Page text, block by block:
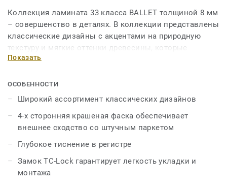
Коллекция ламината 33 класса BALLET толщиной 8 мм
– совершенство в деталях. В коллекции представлены
классические дизайны с акцентами на природную
текстуру и мягкие оттенки древесины, которые
создадут в вашем доме комфортную и тёплую
технология тиснения в регистре придаёт планкам
естественную красоту дерева. В коллекции
используется эффект массивной доски и 4-х
сторонняя фаска. Усиленная влагостойкость
благодаря усовершенствованной технологии защиты
ламината от влаги – PRO Tech3S. А замок TC-Lock
истиранию ламината – (AC5) соответствует 33 классу
применения.
Показать
ОСОБЕННОСТИ
Широкий ассортимент классических дизайнов
4-х сторонняя крашеная фаска обеспечивает
внешнее сходство со штучным паркетом
Глубокое тиснение в регистре
Замок TC-Lock гарантирует легкость укладки и
монтажа